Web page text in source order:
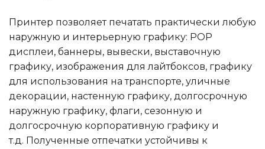
Принтер позволяет печатать практически любую
наружную и интерьерную графику: POP
дисплеи, баннеры, вывески, выставочную
графику, изображения для лайтбоксов, графику
для использования на транспорте, уличные
декорации, настенную графику, долгосрочную
наружную графику, флаги, сезонную и
долгосрочную корпоративную графику и
т.д. Полученные отпечатки устойчивы к